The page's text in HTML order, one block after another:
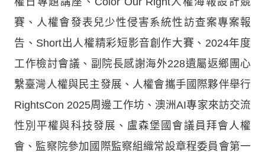
賽、人權會發表兒少性侵害系統性訪查案專案報
告、Short出人權精彩短影音創作大賽、2024年度
工作檢討會議、副院長感謝海外228遺屬返鄉團心
繫臺灣人權與民主發展、人權會攜手國際夥伴舉行
RightsCon 2025周邊工作坊、澳洲AI專家來訪交流
性別平權與科技發展、盧森堡國會議員拜會人權
會、監察院參加國際監察組織常設章程委員會第一